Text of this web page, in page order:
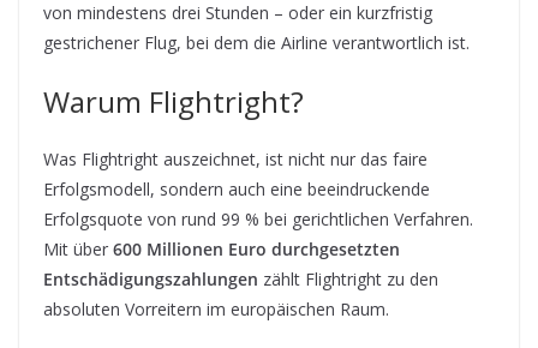
von mindestens drei Stunden – oder ein kurzfristig
gestrichener Flug, bei dem die Airline verantwortlich ist.
Warum Flightright?
Was Flightright auszeichnet, ist nicht nur das faire
Erfolgsmodell, sondern auch eine beeindruckende
Erfolgsquote von rund 99 % bei gerichtlichen Verfahren.
Mit über 600 Millionen Euro durchgesetzten
Entschädigungszahlungen zählt Flightright zu den
absoluten Vorreitern im europäischen Raum.